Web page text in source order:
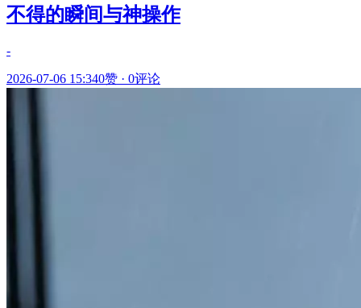
不得的瞬间与神操作
-
2026-07-06 15:340赞 · 0评论